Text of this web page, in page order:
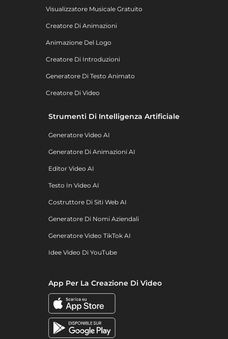
Visualizzatore Musicale Gratuito
Creatore Di Animazioni
Animazione Del Logo
Creatore Di Introduzioni
Generatore Di Testo Animato
Creatore Di Video
Strumenti Di Intelligenza Artificiale
Generatore Video AI
Generatore Di Animazioni AI
Editor Video AI
Testo In Video AI
Costruttore Di Siti Web AI
Generatore Di Nomi Aziendali
Generatore Video TikTok AI
Idee Video Di YouTube
App Per La Creazione Di Video